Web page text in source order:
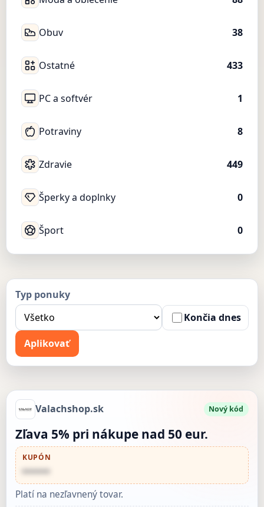
Obuv 38
Ostatné 433
PC a softvér 1
Potraviny 8
Zdravie 449
Šperky a doplnky 0
Šport 0
Typ ponuky
Končia dnes
Aplikovať
Valachshop.sk Nový kód
Zľava 5% pri nákupe nad 50 eur.
KUPÓN
••••••
Platí na nezľavnený tovar.